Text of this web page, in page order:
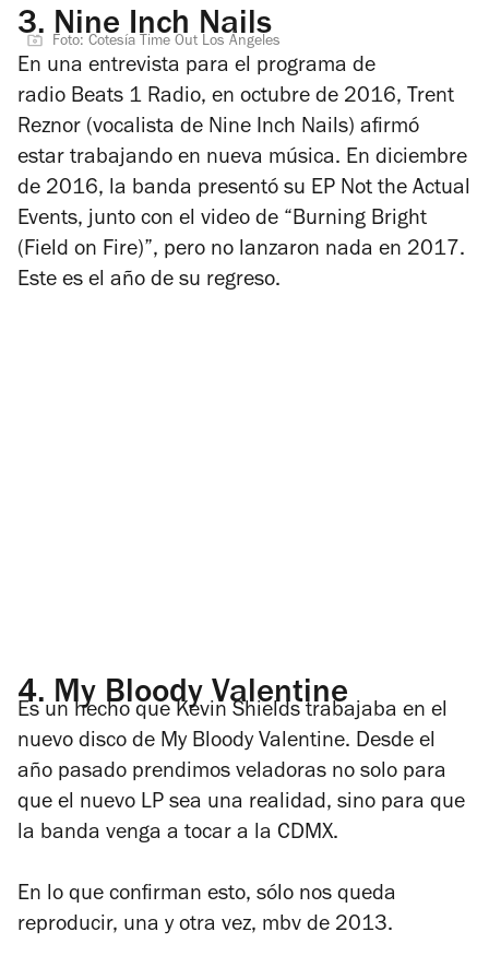
3. Nine Inch Nails
Foto: Cotesía Time Out Los Ángeles
En una entrevista para el programa de
radio Beats 1 Radio, en octubre de 2016, Trent
Reznor (vocalista de Nine Inch Nails) afirmó
estar trabajando en nueva música. En diciembre
de 2016, la banda presentó su EP Not the Actual
Events, junto con el video de “Burning Bright
(Field on Fire)”, pero no lanzaron nada en 2017.
Este es el año de su regreso.
4. My Bloody Valentine
Es un hecho que Kevin Shields trabajaba en el
nuevo disco de My Bloody Valentine. Desde el
año pasado prendimos veladoras no solo para
que el nuevo LP sea una realidad, sino para que
la banda venga a tocar a la CDMX.
En lo que confirman esto, sólo nos queda
reproducir, una y otra vez, mbv de 2013.